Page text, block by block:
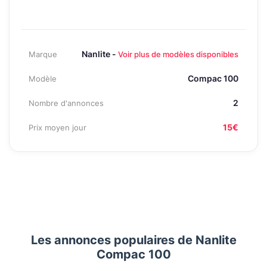
Marque Nanlite - Voir plus de modèles disponibles
Modèle Compac 100
Nombre d'annonces 2
Prix moyen jour 15€
Les annonces populaires de Nanlite
Compac 100